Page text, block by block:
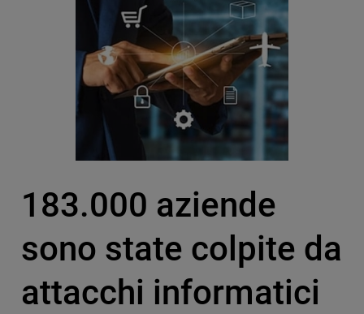
183.000 aziende
sono state colpite da
attacchi informatici